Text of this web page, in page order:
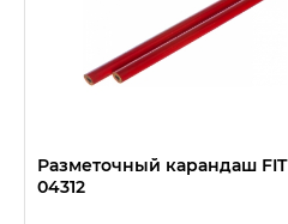
Разметочный карандаш FIT
04312